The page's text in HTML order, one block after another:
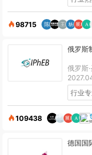
98715
俄罗斯
俄罗斯
行业
109438
德国国